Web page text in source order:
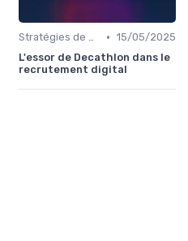
Stratégies de Recrutement Digital • 15/05/2025
L'essor de Decathlon dans le
recrutement digital